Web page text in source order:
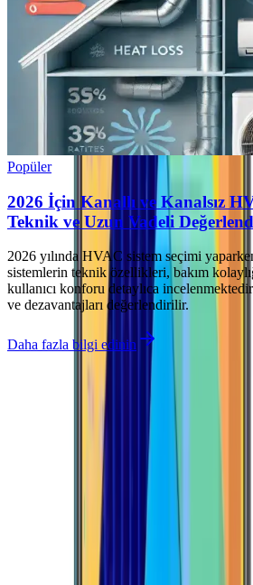
Popüler
2026 İçin Kanallı ve Kanalsız
Teknik ve Uzun Vadeli
2026 yılında HVAC sistem seçimi
sistemlerin teknik özellikleri, bakım
kullanıcı konforu detaylıca
ve dezavantajları değerlendirilir.
Daha fazla bilgi edinin
İlgili makaleler